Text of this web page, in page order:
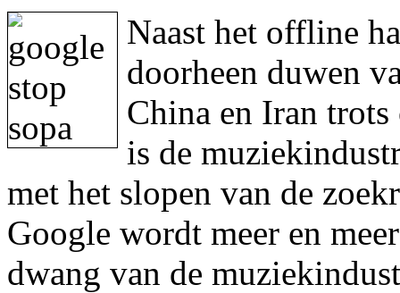
Naast het offline
doorheen duwen
China en Iran
is de
met het slopen van de
Google wordt meer en
dwang van de